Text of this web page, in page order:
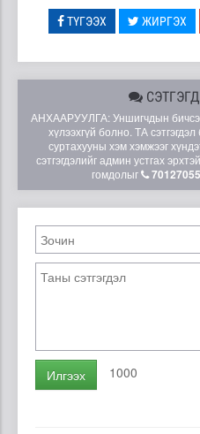
ТҮГЭЭХ ЖИРГЭХ
АНХААРУУЛГА: Уншигчдын
хүлээхгүй болно. ТА
суртахууны хэм хэмжээг
сэтгэгдэлийг админ устгах
гомдолыг
70127055
Илгээх 1000